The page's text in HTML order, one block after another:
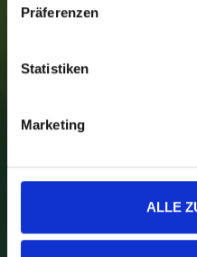
Präferenzen
Statistiken
Marketing
ALLE